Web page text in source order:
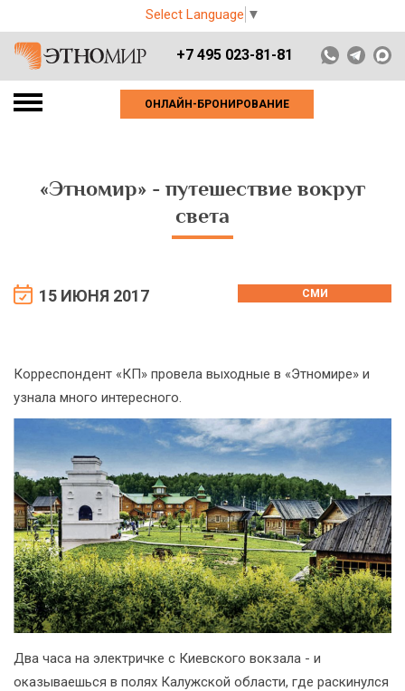
Select Language ▼
+7 495 023-81-81
ОНЛАЙН-БРОНИРОВАНИЕ
«Этномир» - путешествие вокруг
света
15 ИЮНЯ 2017 СМИ
Корреспондент «КП» провела выходные в «Этномире» и
узнала много интересного.
Два часа на электричке с Киевского вокзала - и
оказываешься в полях Калужской области, где раскинулся